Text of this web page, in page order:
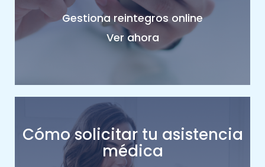
Gestiona reintegros online
Ver ahora
Cómo solicitar tu asistencia
médica